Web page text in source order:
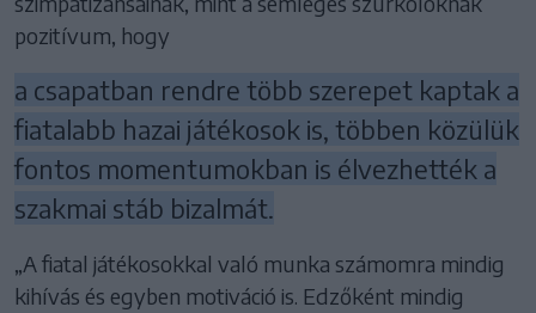
pozitívum, hogy
a csapatban rendre több szerepet kaptak a
fiatalabb hazai játékosok is, többen közülük
fontos momentumokban is élvezhették a
szakmai stáb bizalmát.
„A fiatal játékosokkal való munka számomra mindig
kihívás és egyben motiváció is. Edzőként mindig